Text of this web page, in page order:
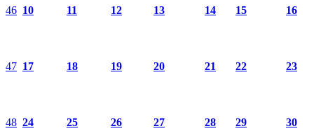
46 10 11 12 13 14 15 16
47 17 18 19 20 21 22 23
48 24 25 26 27 28 29 30